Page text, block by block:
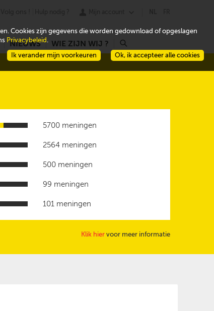
NIEUWS WIE ZIJN WIJ ? r
5700 meningen
2564 meningen
500 meningen
99 meningen
101 meningen
Klik hier voor meer informatie
Cookies zijn gegevens die worden gedownload of opgeslagen
Privacybeleid .
Ok, ik accepteer alle cookies
Ik verander mijn voorkeuren